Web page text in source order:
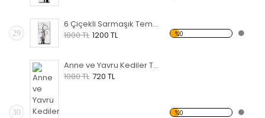
29
6 Çiçekli Sarmaşık Temalı Beyaz Eşya Sticker
1800 TL 1200 TL %0
30
Anne ve Yavru Kediler Temalı Beyaz Eşya Sticker
1080 TL 720 TL
%0